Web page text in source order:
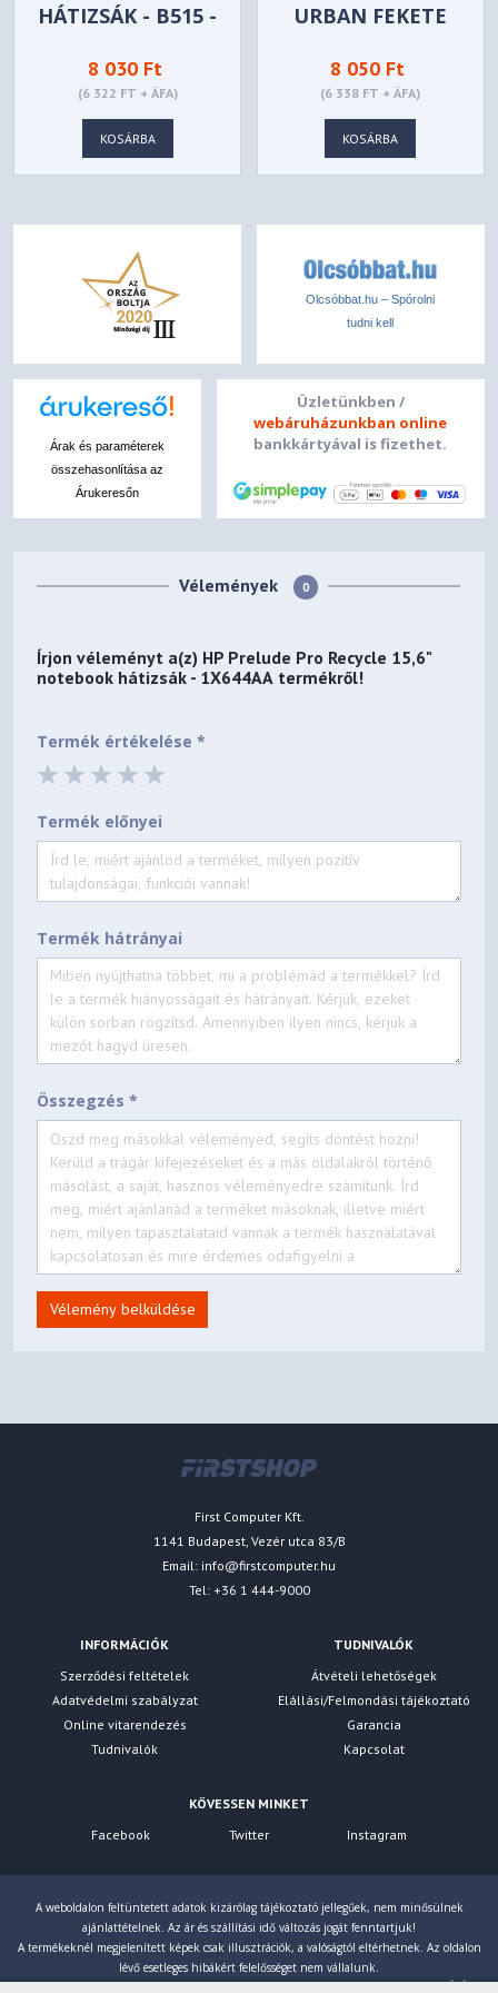
HÁTIZSÁK - B515 -
8 030 Ft
(6 322 FT + ÁFA)
KOSÁRBA
URBAN FEKETE
NOTEBOOK
HÁTIZSÁK -
GP.BAG11.02E
8 050 Ft
(6 338 FT + ÁFA)
KOSÁRBA
Olcsóbbat.hu – Spórolni
tudni kell
Árak és paraméterek
összehasonlítása az
Árukeresőn
Üzletünkben /
webáruházunkban online
bankkártyával is fizethet.
Vélemények 0
Írjon véleményt a(z) HP Prelude Pro Recycle 15,6"
notebook hátizsák - 1X644AA termékről!
Termék értékelése *
Termék előnyei
Termék hátrányai
Összegzés *
Vélemény belküldése
First Computer Kft.
1141 Budapest, Vezér utca 83/B
Email: info@firstcomputer.hu
Tel: +36 1 444-9000
INFORMÁCIÓK
Szerződési feltételek
Adatvédelmi szabályzat
Online vitarendezés
Tudnivalók
TUDNIVALÓK
Átvételi lehetőségek
Elállási/Felmondási tájékoztató
Garancia
Kapcsolat
KÖVESSEN MINKET
Facebook
Twitter Instagram
A weboldalon feltüntetett adatok kizárólag tájékoztató jellegűek, nem minősülnek
ajánlattételnek. Az ár és szállítási idő változás jogát fenntartjuk!
A termékeknél megjelenített képek csak illusztrációk, a valóságtól eltérhetnek. Az oldalon
lévő esetleges hibákért felelősséget nem vállalunk.